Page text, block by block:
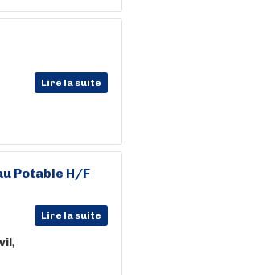
Lire la suite
Potable H/F
Lire la suite
,